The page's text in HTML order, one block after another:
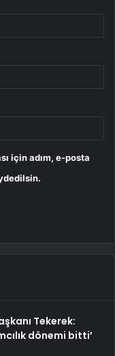
için adım, e-posta
Tekerek:
dönemi bitti’